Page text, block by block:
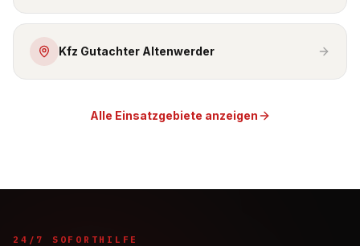
Kfz Gutachter Altenwerder
Alle Einsatzgebiete anzeigen
24/7 SOFORTHILFE